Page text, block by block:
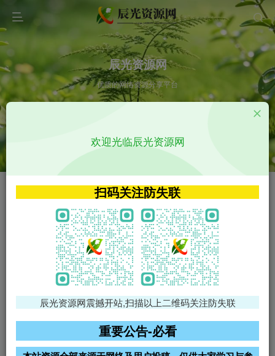
辰光资源网
优质的网络资源分享平台
VIP特权介绍 APP源码
VIP特权介绍
火
VIP特权介绍
影视源码
影视源码
免费领支付宝红包
腾讯轻量4核4G3M服务器38元/
阿里云2核2G200M服务器68元/
雨云高防免备案服务器
欢迎光临辰光资源网
扫码关注防失联
辰光资源网震撼开站,扫描以上二维码关注防失联
重要公告-必看